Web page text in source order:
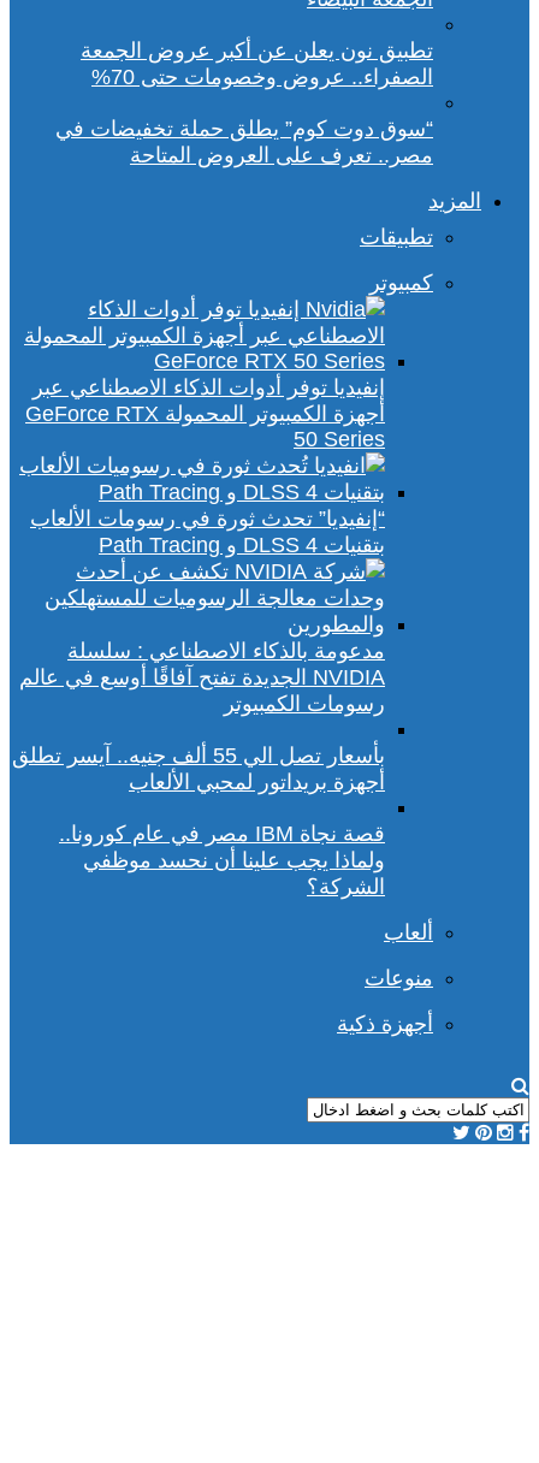
تطبيق نون يعلن عن أكبر عروض الجمعة
الصفراء.. عروض وخصومات حتى 70%
“سوق دوت كوم” يطلق حملة تخفيضات في
مصر.. تعرف على العروض المتاحة
المزيد
تطبيقات
كمبيوتر
إنفيديا توفر أدوات الذكاء الاصطناعي عبر
أجهزة الكمبيوتر المحمولة GeForce RTX
50 Series
“إنفيديا” تحدث ثورة في رسومات الألعاب
بتقنيات DLSS 4 و Path Tracing
مدعومة بالذكاء الاصطناعي : سلسلة
NVIDIA الجديدة تفتح آفاقًا أوسع في عالم
رسومات الكمبيوتر
بأسعار تصل الي 55 ألف جنيه.. آيسر تطلق
أجهزة بريداتور لمحبي الألعاب
قصة نجاة IBM مصر في عام كورونا..
ولماذا يجب علينا أن نحسد موظفي
الشركة؟
ألعاب
منوعات
أجهزة ذكية